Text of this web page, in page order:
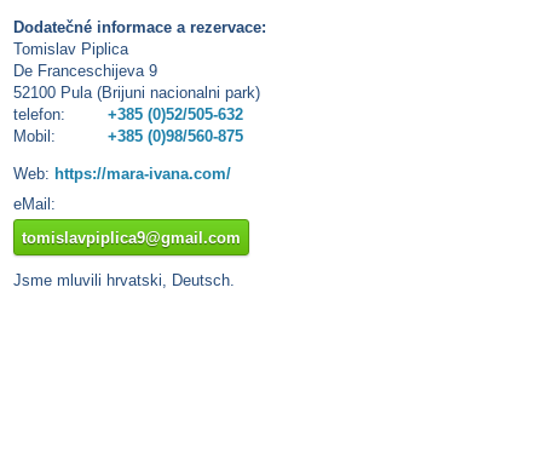
Dodatečné informace a rezervace:
Tomislav Piplica
De Franceschijeva 9
52100 Pula (Brijuni nacionalni park)
telefon:
+385 (0)52/505-632
Mobil:
+385 (0)98/560-875
Web: https://mara-ivana.com/
eMail:
tomislavpiplica9@gmail.com
Jsme mluvili hrvatski, Deutsch.